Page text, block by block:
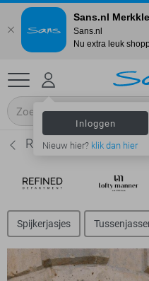
Inloggen
Nieuw hier? klik dan hier
Refined Department
Spijkerjasjes
Sans.nl
Sans.nl
Nu extra leuk